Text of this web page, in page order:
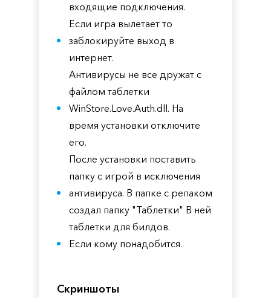
входящие подключения.
Если игра вылетает то
заблокируйте выход в
интернет.
Антивирусы не все дружат с
файлом таблетки
WinStore.Love.Auth.dll. На
время установки отключите
его.
После установки поставить
папку с игрой в исключения
антивируса. В папке с репаком
создал папку "Таблетки" В ней
таблетки для билдов.
Если кому понадобится.
Скриншоты